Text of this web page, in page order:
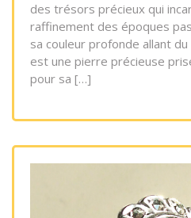
des trésors précieux qui
raffinement des époques
sa couleur profonde allant
est une pierre précieuse
pour sa […]